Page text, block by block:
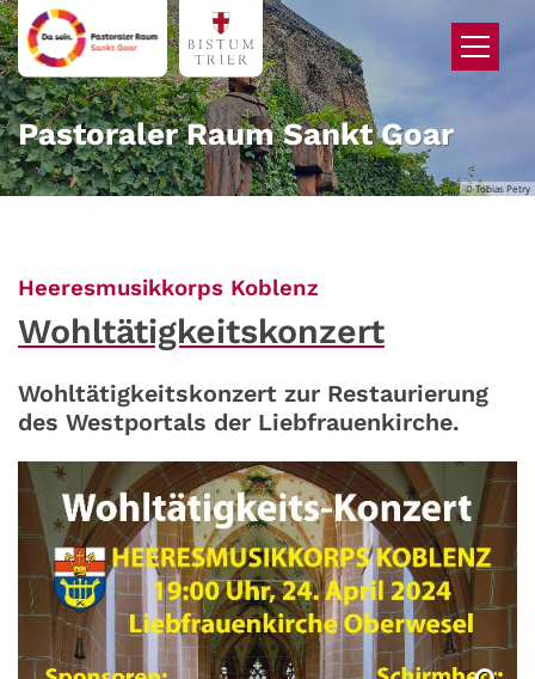
Zum Inhalt springen
© Tobias Petry
Pastoraler Raum Sankt Goar
Heeresmusikkorps Koblenz
Wohltätigkeitskonzert
Wohltätigkeitskonzert zur Restaurierung
des Westportals der Liebfrauenkirche.